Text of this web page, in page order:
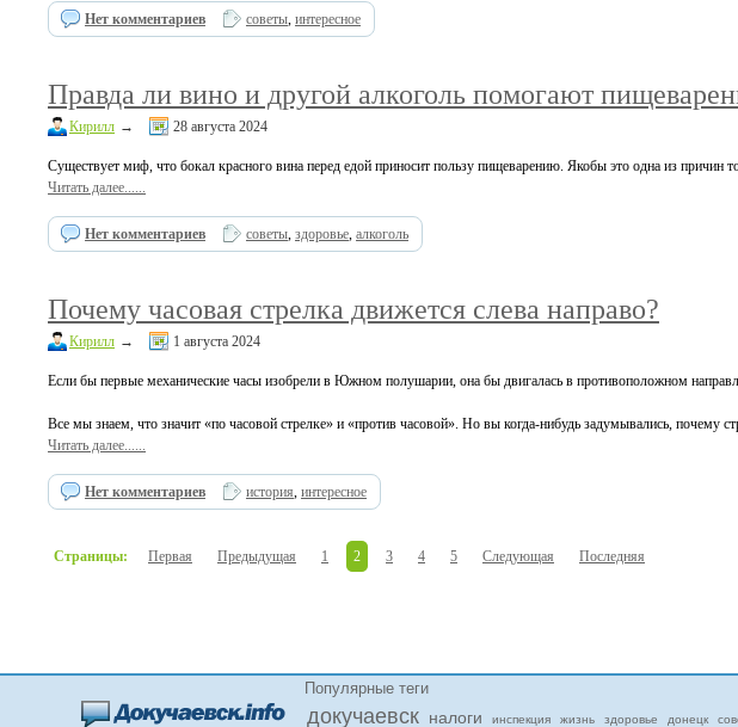
Нет комментариев советы, интересное
Правда ли вино и другой алкоголь помогают
Кирилл → 28 августа 2024
Существует миф, что бокал красного вина перед едой приносит пользу пищеварению. Якобы это одна из причин
Читать далее......
Нет комментариев советы, здоровье, алкоголь
Почему часовая стрелка движется слева направо?
Кирилл → 1 августа 2024
Если бы первые механические часы изобрели в Южном полушарии, она бы двигалась в противоположном
Все мы знаем, что значит «по часовой стрелке» и «против часовой». Но вы когда-нибудь задумывались, почему
Читать далее......
Нет комментариев история, интересное
Страницы: Первая Предыдущая 1 2 3 4 5 Следующая Последняя
Популярные теги
докучаевск налоги инспекция жизнь здоровье донецк